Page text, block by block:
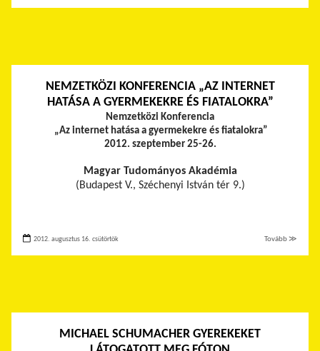
NEMZETKÖZI KONFERENCIA „AZ INTERNET
HATÁSA A GYERMEKEKRE ÉS FIATALOKRA”
Nemzetközi Konferencia
„Az internet hatása a gyermekekre és fiatalokra”
2012. szeptember 25-26.
Magyar Tudományos Akadémia
(Budapest V., Széchenyi István tér 9.)
2012. augusztus 16. csütörtök Tovább ≫
MICHAEL SCHUMACHER GYEREKEKET